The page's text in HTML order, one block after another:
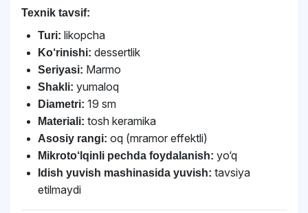
Texnik tavsif:
Turi: likopcha
Ko‘rinishi: dessertlik
Seriyasi: Marmo
Shakli: yumaloq
Diametri: 19 sm
Materiali: tosh keramika
Asosiy rangi: oq (mramor effektli)
Mikroto‘lqinli pechda foydalanish: yo‘q
Idish yuvish mashinasida yuvish: tavsiya
etilmaydi